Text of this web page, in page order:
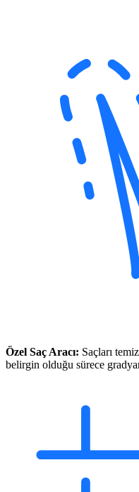
Özel Saç Aracı: Saçları
belirgin olduğu sürece